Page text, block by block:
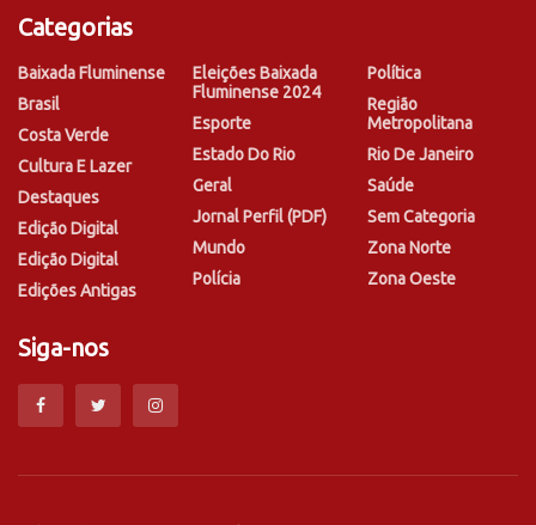
Categorias
Baixada Fluminense
Brasil
Costa Verde
Cultura E Lazer
Destaques
Edição Digital
Edição Digital
Edições Antigas
Eleições Baixada
Fluminense 2024
Esporte
Estado Do Rio
Geral
Jornal Perfil (PDF)
Mundo
Polícia
Política
Região
Metropolitana
Rio De Janeiro
Saúde
Sem Categoria
Zona Norte
Zona Oeste
Siga-nos